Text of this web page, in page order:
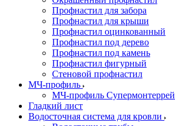
Профнастил для забора
Профнастил для крыши
Профнастил оцинкованный
Профнастил под дерево
Профнастил под камень
Профнастил фигурный
Стеновой профнастил
МЧ-профиль
МЧ-профиль Супермонтеррей
Гладкий лист
Водосточная система для кровли